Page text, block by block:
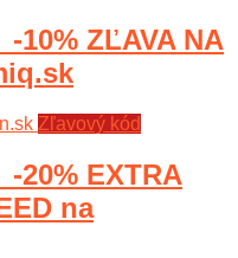
10% ZĽAVA NA
Zľavový kód
20% EXTRA
na